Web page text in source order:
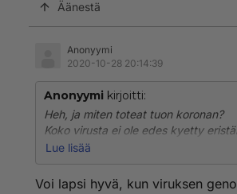
Äänestä
Anonyymi
2020-10-28 20:14:39
Anonyymi kirjoitti:
Heh, ja miten toteat tuon koronan?
Koko virusta ei ole edes kyetty
ja testit näyttää mitä sattuu, eivätkä
käytetään.
Lue lisää
Voi lapsi hyvä, kun viruksen